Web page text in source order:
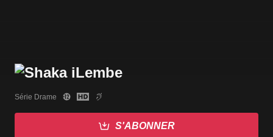
Série Drame
S'ABONNER